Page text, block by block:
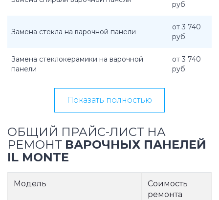
руб.
Замена стекла на варочной панели
от 3 740
руб.
Замена стеклокерамики на варочной
панели
от 3 740
руб.
Показать полностью
ОБЩИЙ ПРАЙС-ЛИСТ НА
РЕМОНТ ВАРОЧНЫХ ПАНЕЛЕЙ
IL MONTE
Модель
Соимость
ремонта